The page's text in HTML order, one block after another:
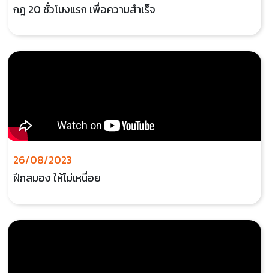
กฎ 20 ชั่วโมงแรก เพื่อความสำเร็จ
26/08/2023
ฝึกสมอง ให้ไม่เหนื่อย